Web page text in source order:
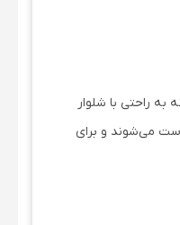
به راحتی با شلوار
ست می‌شوند و برای